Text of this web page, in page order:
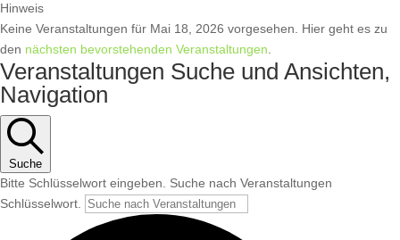
Hinweis
Keine Veranstaltungen für Mai 18, 2026 vorgesehen. Hier geht es zu
den nächsten bevorstehenden Veranstaltungen.
Veranstaltungen Suche und Ansichten,
Navigation
Suche
Bitte Schlüsselwort eingeben. Suche nach Veranstaltungen
Schlüsselwort.